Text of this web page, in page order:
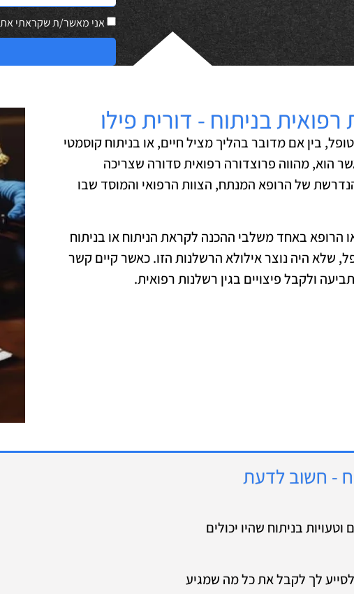
אני מאשר/ת שקראתי את
בניתוח - דורית פילו
בין אם מדובר בהליך מציל חיים, או בניתוח קוסמטי
הוא, מהווה פרוצדורה רפואית סדורה שצריכה
של הרופא המנתח, הצוות הרפואי והמוסד שבו
הרופא באחד משלבי ההכנה לקראת הניתוח או בניתוח
שלא היה נוצר אילולא הרשלנות הזו. כאשר קיים קשר
ולקבל פיצויים בגין רשלנות רפואית.
- חשוב לדעת
בניתוח שהיו יכולים
לסייע לך לקבל את כל מה שמגיע